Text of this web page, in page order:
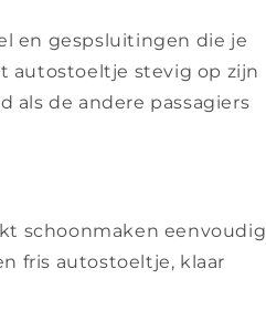
en gespsluitingen die je
autostoeltje stevig op zijn
als de andere passagiers
schoonmaken eenvoudig
fris autostoeltje, klaar